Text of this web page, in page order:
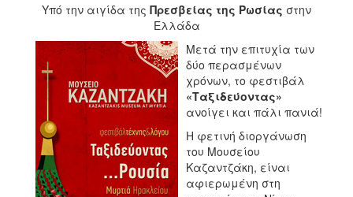
2012
2011
ΔΗΜΟΣ
ΠΟΛΙΤΙΣΜΟΣ
Υπό την αιγίδα της Πρεσβείας της Ρωσίας στην
Ελλάδα
Μετά την επιτυχία των
δύο περασμένων
χρόνων, το φεστιβάλ
«Ταξιδεύοντας»
ανοίγει και πάλι πανιά!
Η φετινή διοργάνωση
του Μουσείου
Καζαντζάκη, είναι
αφιερωμένη στη